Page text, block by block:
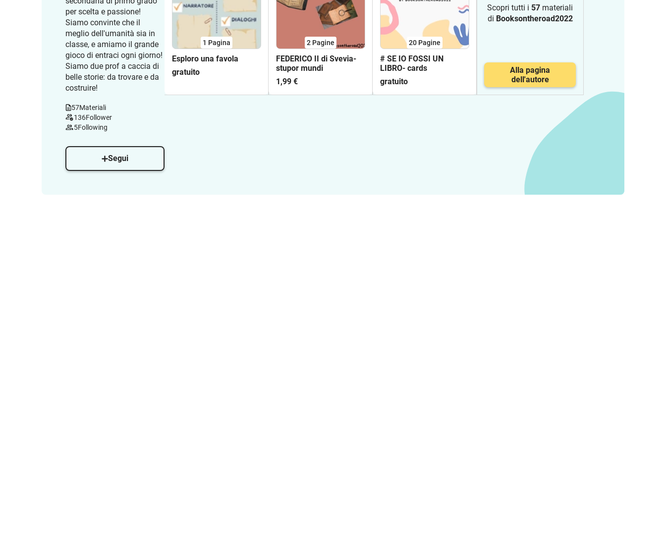
per scelta e passione!
Siamo convinte che il
meglio dell'umanità sia in
classe, e amiamo il grande
gioco di entraci ogni giorno!
Siamo due prof a caccia di
belle storie: da trovare e da
costruire!
57Materiali
136Follower
5Following
Segui
1 Pagina
Esploro una favola
gratuito
2 Pagine
FEDERICO II di Svevia-
stupor mundi
1,99 €
20 Pagine
# SE IO FOSSI UN
LIBRO- cards
gratuito
Scopri tutti i 57 materiali
di Booksontheroad2022
Alla pagina
dell'autore